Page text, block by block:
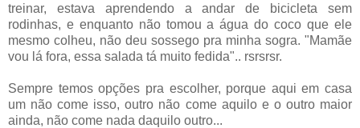
treinar, estava aprendendo a andar de bicicleta sem
rodinhas, e enquanto não tomou a água do coco que ele
mesmo colheu, não deu sossego pra minha sogra. "Mamãe
vou lá fora, essa salada tá muito fedida".. rsrsrsr.
Sempre temos opções pra escolher, porque aqui em casa
um não come isso, outro não come aquilo e o outro maior
ainda, não come nada daquilo outro...